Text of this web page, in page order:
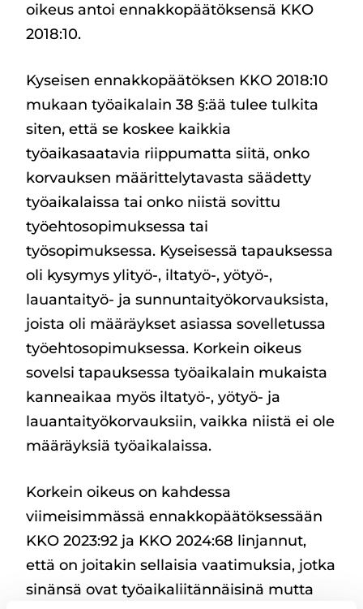
oikeus antoi ennakkopäätöksensä KKO
2018:10.
Kyseisen ennakkopäätöksen KKO 2018:10
mukaan työaikalain 38 §:ää tulee tulkita
siten, että se koskee kaikkia
työaikasaatavia riippumatta siitä, onko
korvauksen määrittelytavasta säädetty
työaikalaissa tai onko niistä sovittu
työehtosopimuksessa tai
työsopimuksessa. Kyseisessä tapauksessa
oli kysymys ylityö-, iltatyö-, yötyö-,
lauantaityö- ja sunnuntaityökorvauksista,
joista oli määräykset asiassa sovelletussa
työehtosopimuksessa. Korkein oikeus
sovelsi tapauksessa työaikalain mukaista
kanneaikaa myös iltatyö-, yötyö- ja
lauantaityökorvauksiin, vaikka niistä ei ole
määräyksiä työaikalaissa.
Korkein oikeus on kahdessa
viimeisimmässä ennakkopäätöksessään
KKO 2023:92 ja KKO 2024:68 linjannut,
että on joitakin sellaisia vaatimuksia, jotka
sinänsä ovat työaikaliitännäisinä mutta